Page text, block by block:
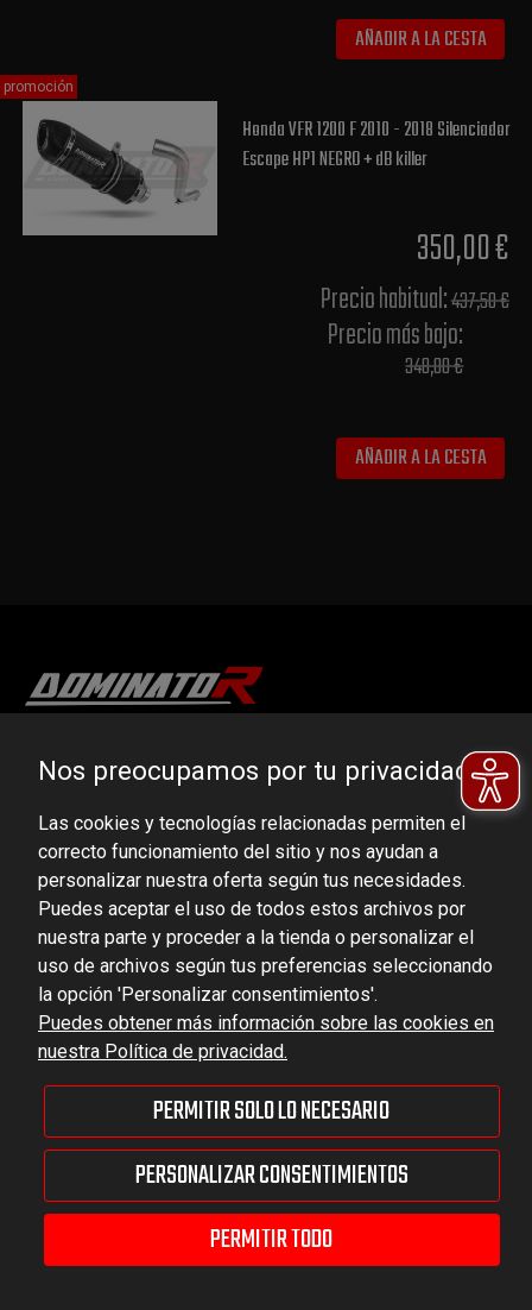
AÑADIR A LA CESTA
Honda VFR 1200 F 2010 - 2018 Silenciador
Escape HP1 NEGRO + dB killer
350,00 €
Precio habitual​:437,50 €
Precio más bajo​:
348,00 €
AÑADIR A LA CESTA
promoción
DOMINATOR GROUP Sp. z o.o.
VAT ID No.: 6521751083
dominator@dominator.pl
© Copyright 2022 | Dominator Group Sp. z o. o.
MOSTRAR LA VERSIÓN COMPLETA DEL SITIO
Nos preocupamos por tu privacidad.
Las cookies y tecnologías relacionadas permiten el
correcto funcionamiento del sitio y nos ayudan a
personalizar nuestra oferta según tus necesidades.
Puedes aceptar el uso de todos estos archivos por
nuestra parte y proceder a la tienda o personalizar el
uso de archivos según tus preferencias seleccionando
la opción 'Personalizar consentimientos'.
Puedes obtener más información sobre las cookies en
nuestra Política de privacidad.
PERMITIR SOLO LO NECESARIO
PERSONALIZAR CONSENTIMIENTOS
PERMITIR TODO